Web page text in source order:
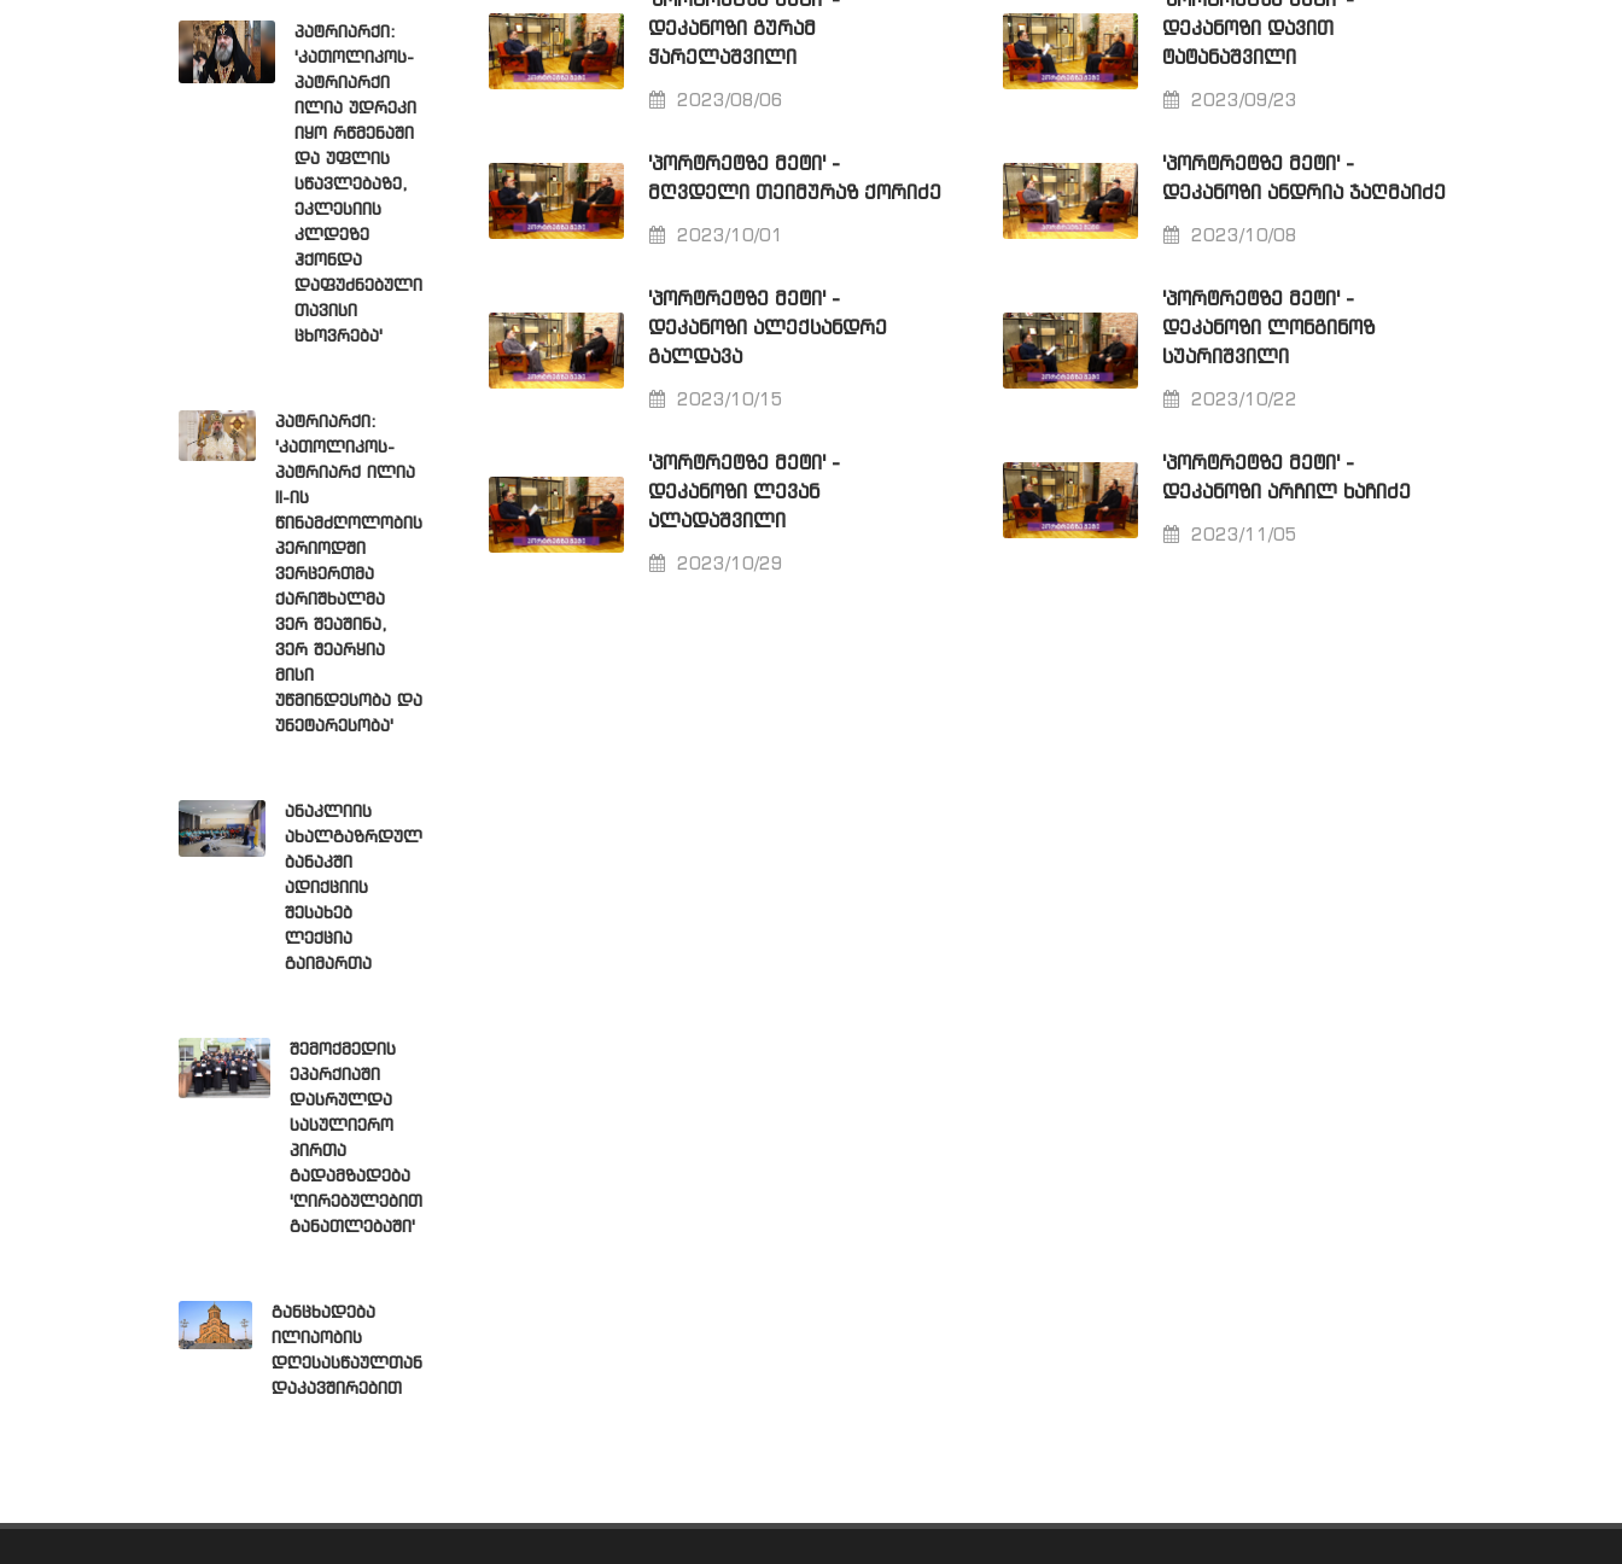
ᲓᲔᲙᲐᲜᲝᲖᲘ ᲒᲣᲠᲐᲛ
ᲭᲐᲠᲔᲚᲐᲨᲕᲘᲚᲘ
2023/08/06
ᲓᲔᲙᲐᲜᲝᲖᲘ ᲓᲐᲕᲘᲗ
ᲢᲐᲢᲐᲜᲐᲨᲕᲘᲚᲘ
2023/09/23
'ᲞᲝᲠᲢᲠᲔᲢᲖᲔ ᲛᲔᲢᲘ' -
ᲛᲦᲕᲓᲔᲚᲘ ᲗᲔᲘᲛᲣᲠᲐᲖ ᲥᲝᲠᲘᲫᲔ
2023/10/01
'ᲞᲝᲠᲢᲠᲔᲢᲖᲔ ᲛᲔᲢᲘ' -
ᲓᲔᲙᲐᲜᲝᲖᲘ ᲐᲜᲓᲠᲘᲐ ᲯᲐᲦᲛᲐᲘᲫᲔ
2023/10/08
'ᲞᲝᲠᲢᲠᲔᲢᲖᲔ ᲛᲔᲢᲘ' -
ᲓᲔᲙᲐᲜᲝᲖᲘ ᲐᲚᲔᲥᲡᲐᲜᲓᲠᲔ
ᲒᲐᲚᲓᲐᲕᲐ
2023/10/15
'ᲞᲝᲠᲢᲠᲔᲢᲖᲔ ᲛᲔᲢᲘ' -
ᲓᲔᲙᲐᲜᲝᲖᲘ ᲚᲝᲜᲒᲘᲜᲝᲖ
ᲡᲣᲐᲠᲘᲨᲕᲘᲚᲘ
2023/10/22
'ᲞᲝᲠᲢᲠᲔᲢᲖᲔ ᲛᲔᲢᲘ' -
ᲓᲔᲙᲐᲜᲝᲖᲘ ᲚᲔᲕᲐᲜ
ᲐᲚᲐᲓᲐᲨᲕᲘᲚᲘ
2023/10/29
'ᲞᲝᲠᲢᲠᲔᲢᲖᲔ ᲛᲔᲢᲘ' -
ᲓᲔᲙᲐᲜᲝᲖᲘ ᲐᲠᲩᲘᲚ ᲮᲐᲩᲘᲫᲔ
2023/11/05
პატრიარქი:
'კათოლიკოს-
პატრიარქი
ილია უდრეკი
იყო რწმენაში
და უფლის
სწავლებაზე,
ეკლესიის
კლდეზე
ჰქონდა
დაფუძნებული
თავისი
ცხოვრება'
პატრიარქი:
'კათოლიკოს-
პატრიარქ ილია
II-ის
წინამძღოლობის
პერიოდში
ვერცერთმა
ქარიშხალმა
ვერ შეაშინა,
ვერ შეარყია
მისი
უწმინდესობა და
უნეტარესობა'
ანაკლიის
ახალგაზრდულ
ბანაკში
ადიქციის
შესახებ
ლექცია
გაიმართა
შემოქმედის
ეპარქიაში
დასრულდა
სასულიერო
პირთა
გადამზადება
'ღირებულებით
განათლებაში'
განცხადება
ილიაობის
დღესასწაულთან
დაკავშირებით